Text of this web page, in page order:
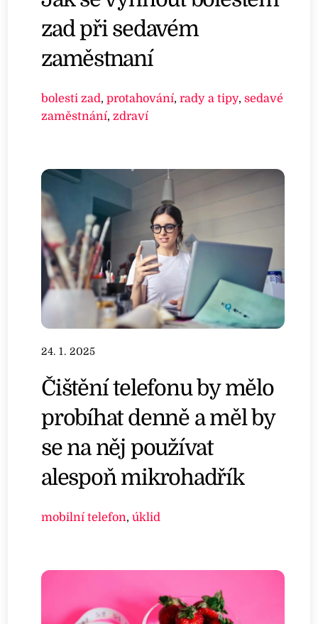
zad při sedavém
zaměstnaní
bolesti zad,protahování,rady a tipy,sedavé
zaměstnání,zdraví
24. 1. 2025
Čištění telefonu by mělo
probíhat denně a měl by
se na něj používat
alespoň mikrohadřík
mobilní telefon,úklid